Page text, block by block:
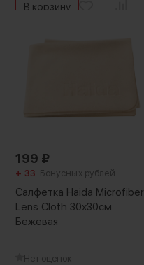
В корзину
199 ₽
+ 33 Бонусных рублей
Салфетка Haida Microfiber
Lens Cloth 30x30см
Бежевая
Нет оценок